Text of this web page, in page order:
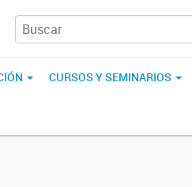
CURSOS Y SEMINARIOS